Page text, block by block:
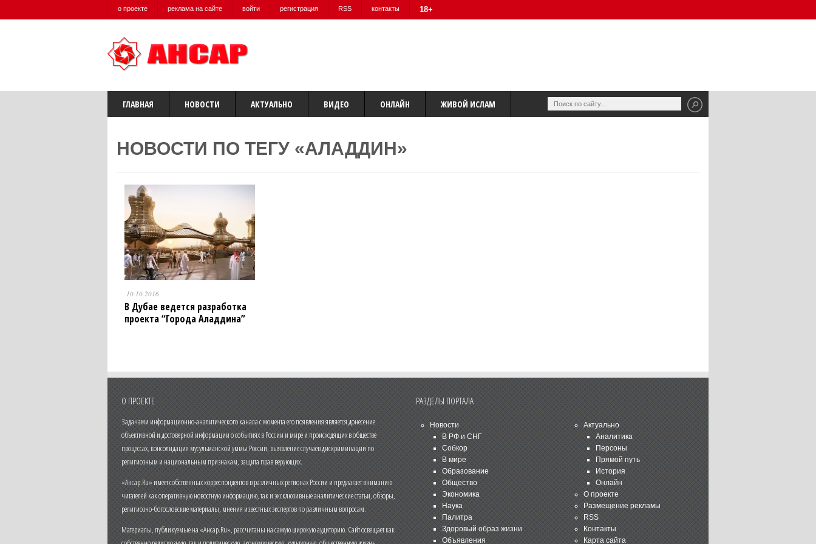
о проекте реклама на сайте войти регистрация RSS контакты 18+
ГЛАВНАЯ НОВОСТИ АКТУАЛЬНО ВИДЕО ОНЛАЙН ЖИВОЙ ИСЛАМ
НОВОСТИ ПО ТЕГУ «АЛАДДИН»
10.10.2016
В Дубае ведется разработка
проекта “Города Аладдина”
О ПРОЕКТЕ
Задачами информационно-аналитического канала с момента его появления является донесение
объективной и достоверной информации о событиях в России и мире и происходящих в обществе
процессах, консолидация мусульманской уммы России, выявление случаев дискриминации по
религиозным и национальным признакам, защита прав верующих.
«Ансар.Ru» имеет собственных корреспондентов в различных регионах России и предлагает вниманию
читателей как оперативную новостную информацию, так и эксклюзивные аналитические статьи, обзоры,
религиозно-богословские материалы, мнения известных экспертов по различным вопросам.
Материалы, публикуемые на «Ансар.Ru», рассчитаны на самую широкую аудиторию. Сайт освещает как
РАЗДЕЛЫ ПОРТАЛА
Новости
В РФ и СНГ
Собкор
В мире
Образование
Общество
Экономика
Наука
Палитра
Здоровый образ жизни
Объявления
Актуально
Аналитика
Персоны
Прямой путь
История
Онлайн
О проекте
Размещение рекламы
RSS
Контакты
Карта сайта